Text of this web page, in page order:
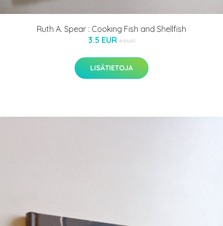
Ruth A. Spear : Cooking Fish and Shellfish
3.5 EUR 4 EUR
LISÄTIETOJA